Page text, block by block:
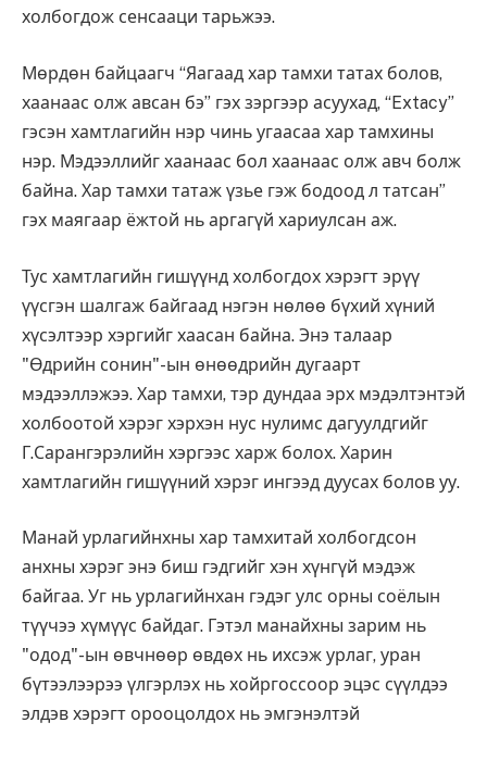
холбогдож сенсааци тарьжээ.
Мөрдөн байцаагч “Яагаад хар тамхи татах болов,
хаанаас олж авсан бэ” гэх зэргээр асуухад, “Extacy”
гэсэн хамтлагийн нэр чинь угаасаа хар тамхины
нэр. Мэдээллийг хаанаас бол хаанаас олж авч болж
байна. Хар тамхи татаж үзье гэж бодоод л татсан”
гэх маягаар ёжтой нь аргагүй хариулсан аж.
Тус хамтлагийн гишүүнд холбогдох хэрэгт эрүү
үүсгэн шалгаж байгаад нэгэн нөлөө бүхий хүний
хүсэлтээр хэргийг хаасан байна. Энэ талаар
"Өдрийн сонин"-ын өнөөдрийн дугаарт
мэдээллэжээ. Хар тамхи, тэр дундаа эрх мэдэлтэнтэй
холбоотой хэрэг хэрхэн нус нулимс дагуулдгийг
Г.Сарангэрэлийн хэргээс харж болох. Харин
хамтлагийн гишүүний хэрэг ингээд дуусах болов уу.
Манай урлагийнхны хар тамхитай холбогдсон
анхны хэрэг энэ биш гэдгийг хэн хүнгүй мэдэж
байгаа. Уг нь урлагийнхан гэдэг улс орны соёлын
түүчээ хүмүүс байдаг. Гэтэл манайхны зарим нь
"одод"-ын өвчнөөр өвдөх нь ихсэж урлаг, уран
бүтээлээрээ үлгэрлэх нь хойргоссоор эцэс сүүлдээ
элдэв хэрэгт орооцолдох нь эмгэнэлтэй